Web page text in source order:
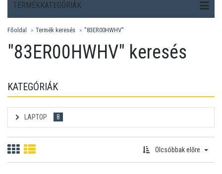
TERMÉKKATEGÓRIÁK
Főoldal Termék keresés "83ER00HWHV"
"83ER00HWHV" keresés
KATEGÓRIÁK
LAPTOP 8
Olcsóbbak előre